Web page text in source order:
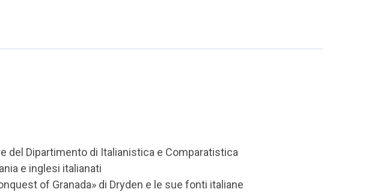
del Dipartimento di Italianistica e Comparatistica
e inglesi italianati
of Granada» di Dryden e le sue fonti italiane